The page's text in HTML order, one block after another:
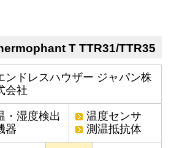
T TTR31/TTR35
ンドレスハウザー ジャパン株
会社
・湿度検出
器
温度センサ
測温抵抗体